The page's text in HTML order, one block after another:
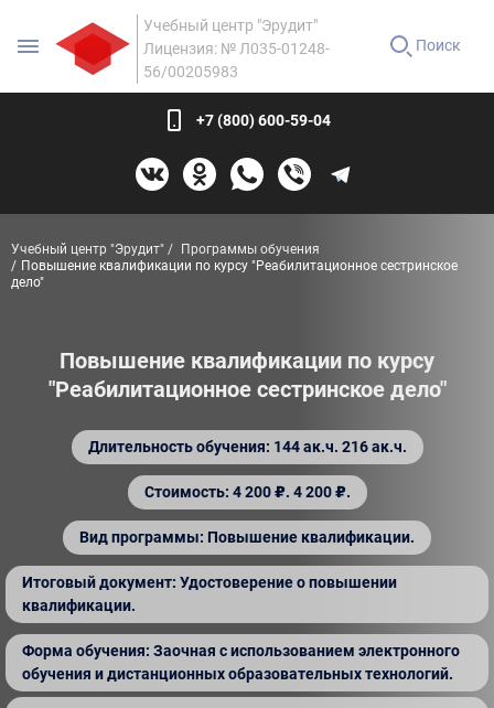
Учебный центр "Эрудит"
Лицензия: № Л035-01248-
56/00205983
Поиск
+7 (800) 600-59-04
Учебный центр "Эрудит"
Программы обучения
Повышение квалификации по курсу "Реабилитационное сестринское
дело"
Повышение квалификации по курсу
"Реабилитационное сестринское дело"
Длительность обучения: 144 ак.ч. 216 ак.ч.
Стоимость: 4 200 ₽. 4 200 ₽.
Вид программы: Повышение квалификации.
Итоговый документ: Удостоверение о повышении
квалификации.
Форма обучения: Заочная с использованием электронного
обучения и дистанционных образовательных технологий.